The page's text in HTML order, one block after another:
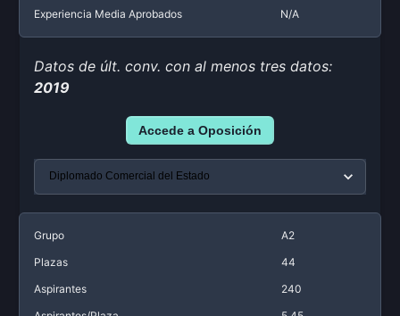
Experiencia Media Aprobados
N/A
Datos de últ. conv. con al menos tres datos:
2019
Accede a Oposición
Grupo
A2
Plazas
44
Aspirantes
240